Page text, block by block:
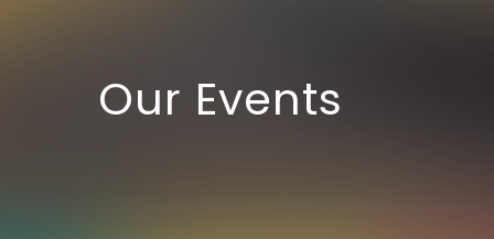
Our Events